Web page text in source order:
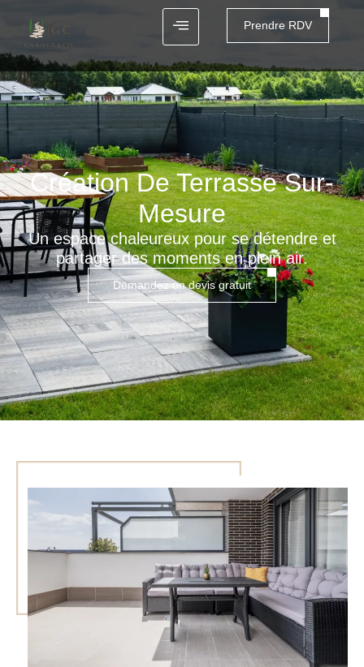
Prendre RDV
Création De Terrasse Sur-
Mesure
Un espace chaleureux pour se détendre et
partager des moments en plein air.
Demandez un devis gratuit